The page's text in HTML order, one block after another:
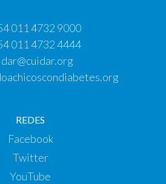
011 4732 9000
011 4732 4444
REDES
Facebook
Twitter
YouTube